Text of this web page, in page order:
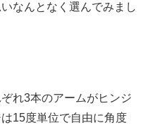
なんとなく選んでみまし
れ3本のアームがヒンジ
15度単位で自由に角度